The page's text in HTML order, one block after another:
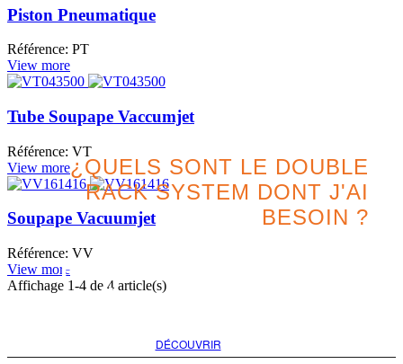
Piston Pneumatique
Référence: PT
View more
Tube Soupape Vaccumjet
Référence: VT
View more
Soupape Vacuumjet
Référence: VV
View more
Affichage 1-4 de 4 article(s)
¿QUELS SONT LE DOUBLE
RACK SYSTEM DONT J'AI
BESOIN ?
Recherchez la meilleure
option pour votre projet
DÉCOUVRIR